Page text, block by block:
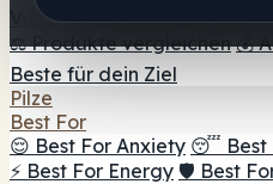
Vapes 🍫 Shroom Bar Hub
⚖️ Produkte vergleichen 💰
Beste für dein Ziel
Pilze
Best For
😌 Best For Anxiety 😴 Best
⚡ Best For Energy 🛡️ Best